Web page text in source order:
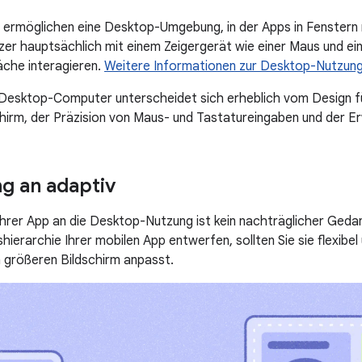
eine Desktop-Umgebung, in der Apps in
hauptsächlich mit einem Zeigergerät wie einer Maus und
interagieren. Weitere Informationen zur Desktop-
Computer unterscheidet sich erheblich vom Design
der Präzision von Maus- und Tastatureingaben und der
an adaptiv
App an die Desktop-Nutzung ist kein nachträglicher
Ihrer mobilen App entwerfen, sollten Sie sie
größeren Bildschirm anpasst.